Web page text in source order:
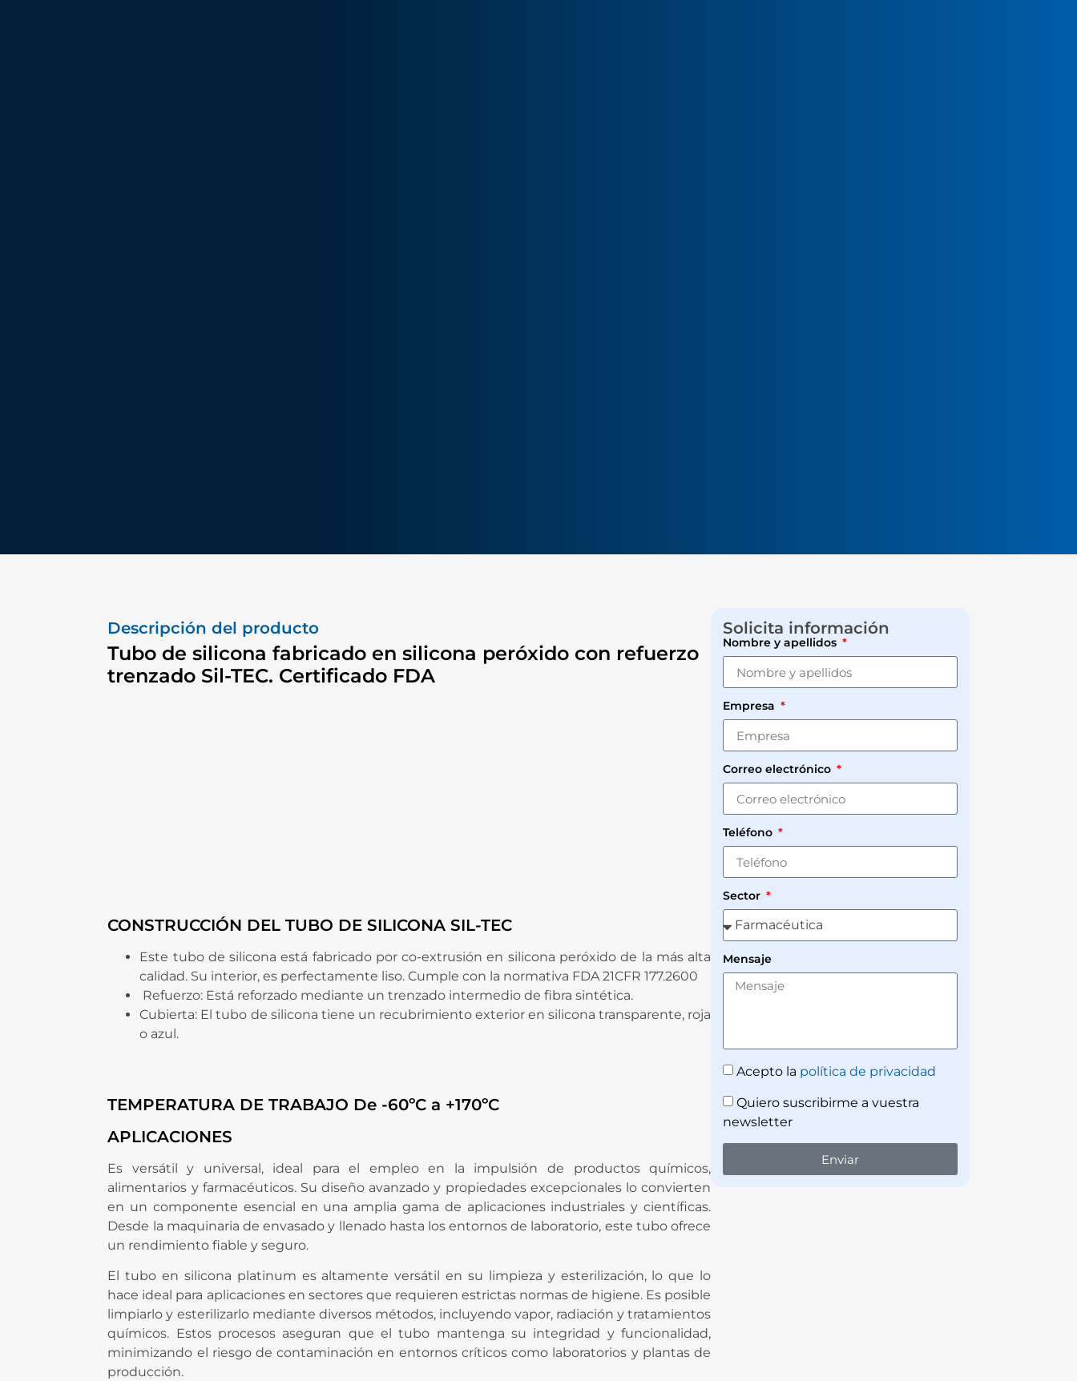
Descripción del producto
Tubo de silicona fabricado en silicona peróxido con refuerzo
trenzado Sil-TEC. Certificado FDA
CONSTRUCCIÓN DEL TUBO DE SILICONA SIL-TEC
Este tubo de silicona está fabricado por co-extrusión en silicona peróxido de la más alta
calidad. Su interior, es perfectamente liso. Cumple con la normativa FDA 21CFR 177.2600
Refuerzo: Está reforzado mediante un trenzado intermedio de fibra sintética.
Cubierta: El tubo de silicona tiene un recubrimiento exterior en silicona transparente, roja
o azul.
TEMPERATURA DE TRABAJO De -60ºC a +170ºC
APLICACIONES
Es versátil y universal, ideal para el empleo en la impulsión de productos químicos,
alimentarios y farmacéuticos. Su diseño avanzado y propiedades excepcionales lo convierten
en un componente esencial en una amplia gama de aplicaciones industriales y científicas.
Desde la maquinaria de envasado y llenado hasta los entornos de laboratorio, este tubo ofrece
un rendimiento fiable y seguro.
El tubo en silicona platinum es altamente versátil en su limpieza y esterilización, lo que lo
hace ideal para aplicaciones en sectores que requieren estrictas normas de higiene. Es posible
limpiarlo y esterilizarlo mediante diversos métodos, incluyendo vapor, radiación y tratamientos
químicos. Estos procesos aseguran que el tubo mantenga su integridad y funcionalidad,
minimizando el riesgo de contaminación en entornos críticos como laboratorios y plantas de
producción.
Solicita información
Nombre y apellidos
Empresa
Correo electrónico
Teléfono
Sector
Mensaje
Acepto la política de privacidad
Quiero suscribirme a vuestra
newsletter
Enviar